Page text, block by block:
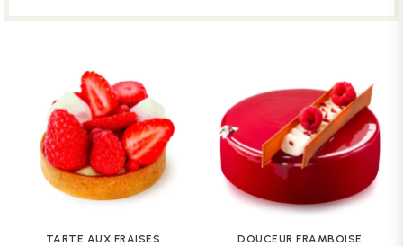
TARTE AUX FRAISES DOUCEUR FRAMBOISE